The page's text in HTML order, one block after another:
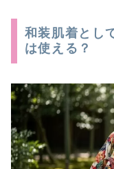
和装肌着とし
は使える？